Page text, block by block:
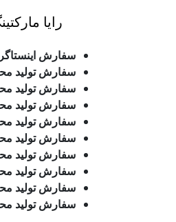
رایا
سفارش
سفارش تولید
سفارش تولید
سفارش تولید
سفارش تولید
سفارش تولید
سفارش تولید
سفارش تولید
سفارش تولید
سفارش تولید